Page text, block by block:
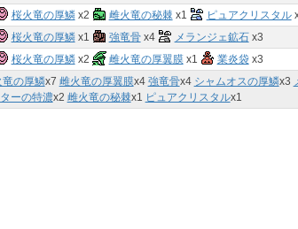
桜火竜の厚鱗x2 雌火竜の秘棘x1 ピュアクリスタル
桜火竜の厚鱗x1 強竜骨x4 メランジェ鉱石x3
桜火竜の厚鱗x2 雌火竜の厚翼膜x1 業炎袋x3
竜の厚鱗x7 雌火竜の厚翼膜x4 強竜骨x4 シャムオスの厚鱗x3
ーの特濃x2 雌火竜の秘棘x1 ピュアクリスタルx1